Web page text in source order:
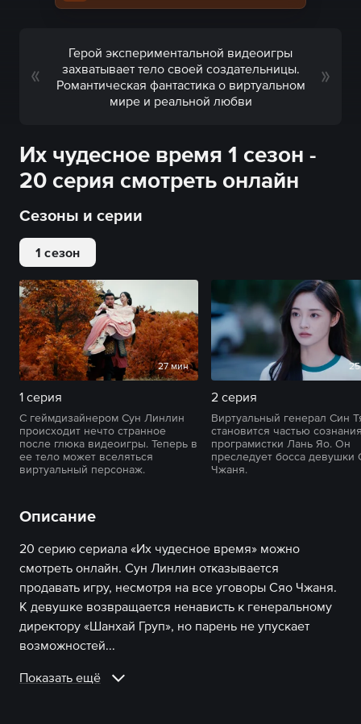
Герой экспериментальной видеоигры
захватывает тело своей создательницы.
Романтическая фантастика о виртуальном
мире и реальной любви
Их чудесное время 1 сезон -
20 серия смотреть онлайн
Сезоны и серии
1 сезон
27 мин
1 серия
С геймдизайнером Сун Линлин
происходит нечто странное
после глюка видеоигры. Теперь в
ее тело может вселяться
виртуальный персонаж.
2 серия
Виртуальный генерал Син
становится частью
програмистки Лань Яо. Он
преследует босса девушки
Чжаня.
Описание
20 серию сериала «Их чудесное время» можно
смотреть онлайн. Сун Линлин отказывается
продавать игру, несмотря на все уговоры Сяо Чжаня.
К девушке возвращается ненависть к генеральному
директору «Шанхай Груп», но парень не упускает
возможностей...
Показать ещё